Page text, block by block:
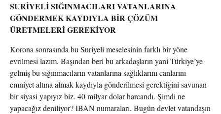
SURİYELİ SIĞINMACILARI VATANLARINA
GÖNDERMEK KAYDIYLA BİR ÇÖZÜM
ÜRETMELERİ GEREKİYOR
Korona sonrasında bu Suriyeli meselesinin farklı bir yöne
evrilmesi lazım. Başından beri bu arkadaşların yani Türkiye’ye
gelmiş bu sığınmacıların vatanlarına sağlıklarını canlarını
emniyet altına almak kaydıyla gönderilmesi gerektiğini savunan
bir siyasi yapıyız biz. 40 milyar dolar harcandı. Şimdi ne
yapacağız deniliyor? IBAN numaraları. Bugün devlet vatandaşın